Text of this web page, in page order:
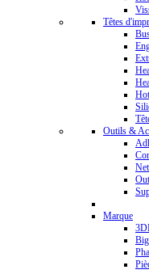
Têtes
Outils &
Marque